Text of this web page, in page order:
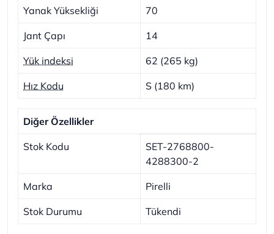
Yanak Yüksekliği 70
Jant Çapı 14
Yük indeksi 62 (265 kg)
Hız Kodu S (180 km)
Diğer Özellikler
Stok Kodu
SET-2768800-
4288300-2
Marka Pirelli
Stok Durumu Tükendi